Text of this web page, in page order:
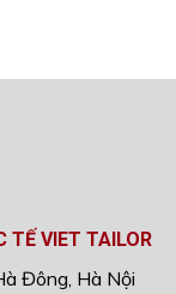
TẾ VIET TAILOR
Đông, Hà Nội